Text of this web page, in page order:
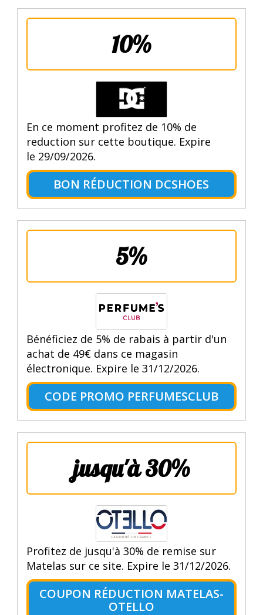
10%
En ce moment profitez de 10% de
reduction sur cette boutique. Expire
le 29/09/2026.
BON RÉDUCTION DCSHOES
5%
Bénéficiez de 5% de rabais à partir d'un
achat de 49€ dans ce magasin
électronique. Expire le 31/12/2026.
CODE PROMO PERFUMESCLUB
jusqu'à 30%
Profitez de jusqu'à 30% de remise sur
Matelas sur ce site. Expire le 31/12/2026.
COUPON RÉDUCTION MATELAS-
OTELLO